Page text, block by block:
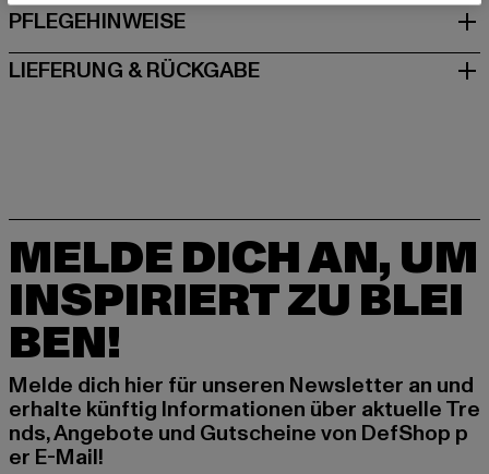
PFLEGEHINWEISE
LIEFERUNG & RÜCKGABE
MELDE DICH AN, UM
INSPIRIERT ZU BLEI
BEN!
Melde dich hier für unseren Newsletter an und
erhalte künftig Informationen über aktuelle Tre
nds, Angebote und Gutscheine von DefShop p
er E-Mail!